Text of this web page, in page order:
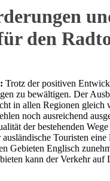
den
Trotz der positiven
zu bewältigen. Der
in allen Regionen gleich
noch ausreichend
der bestehenden
Touristen eine
Gebieten Englisch
kann der Verkehr auf